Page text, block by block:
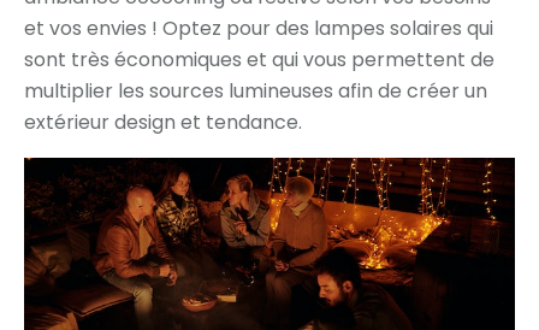
et vos envies ! Optez pour des lampes solaires qui
sont très économiques et qui vous permettent de
multiplier les sources lumineuses afin de créer un
extérieur design et tendance.